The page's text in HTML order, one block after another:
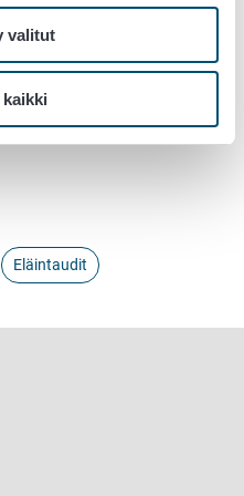
valitut
kaikki
.
Eläintaudit